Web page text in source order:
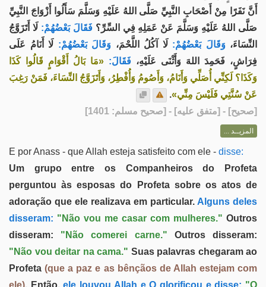
أَنَّ نَفَرًا مِنْ أَصْحَابِ النَّبِيِّ صَلَّى اللهُ عَلَيْهِ وَسَلَّمَ سَأَلُوا أَزْوَاجَ النَّبِيِّ
صَلَّى اللهُ عَلَيْهِ وَسَلَّمَ عَنْ عَمَلِهِ فِي السِّرِّ؟ فَقَالَ بَعْضُهُمْ: لَا أَتَزَوَّجُ
النِّسَاءَ، وَقَالَ بَعْضُهُمْ: لَا آكُلُ اللَّحْمَ، وَقَالَ بَعْضُهُمْ: لَا أَنَامُ عَلَى
فِرَاشٍ، فَحَمِدَ اللهَ وَأَثْنَى عَلَيْهِ، فَقَالَ: «مَا بَالُ أَقْوَامٍ قَالُوا كَذَا
وَكَذَا؟ لَكِنِّي أُصَلِّي وَأَنَامُ، وَأَصُومُ وَأُفْطِرُ، وَأَتَزَوَّجُ النِّسَاءَ، فَمَنْ رَغِبَ
عَنْ سُنَّتِي فَلَيْسَ مِنِّي».
[صحيح] - [متفق عليه] - [صحيح مسلم: 1401]
المزيــد ...
E por Anass - que Allah esteja satisfeito com ele - disse:
Um grupo entre os Companheiros do Profeta
perguntou às esposas do Profeta sobre os atos de
adoração que ele realizava em particular. Alguns deles
disseram: "Não vou me casar com mulheres." Outros
disseram: "Não comerei carne." Outros disseram:
"Não vou deitar na cama." Suas palavras chegaram ao
Profeta(que a paz e as bênçãos de Allah estejam com
ele). Então,ele louvou Allah e O glorificou e disse: "O